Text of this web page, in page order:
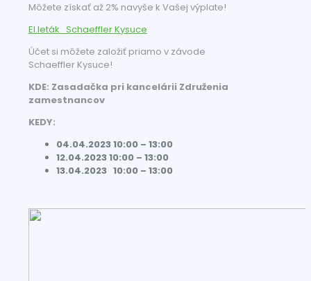
Môžete získať až 2% navyše k Vašej výplate!
El.leták_Schaeffler Kysuce
Účet si môžete založiť priamo v závode
Schaeffler Kysuce!
KDE: Zasadačka pri kancelárii Združenia
zamestnancov
KEDY:
04.04.202310:00 – 13:00
12.04.202310:00 – 13:00
13.04.2023 10:00 – 13:00